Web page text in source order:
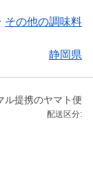
その他の調味料
静岡県
ル提携のヤマト便
配送区分: